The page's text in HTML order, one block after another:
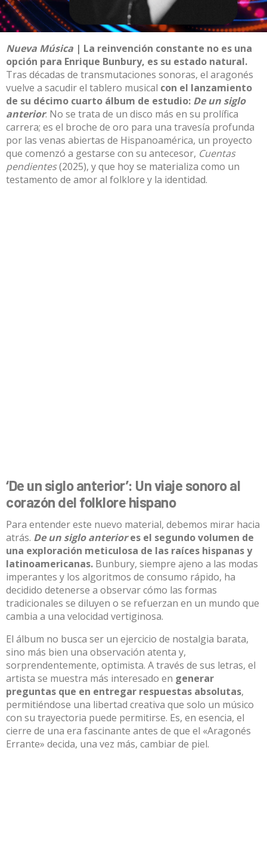
Nueva Música | La reinvención constante no es una
opción para Enrique Bunbury, es su estado natural.
Tras décadas de transmutaciones sonoras, el aragonés
vuelve a sacudir el tablero musical con el lanzamiento
de su décimo cuarto álbum de estudio: De un siglo
anterior. No se trata de un disco más en su prolífica
carrera; es el broche de oro para una travesía profunda
por las venas abiertas de Hispanoamérica, un proyecto
que comenzó a gestarse con su antecesor, Cuentas
pendientes(2025), y que hoy se materializa como un
testamento de amor al folklore y la identidad.
‘De un siglo anterior’: Un viaje sonoro al
corazón del folklore hispano
Para entender este nuevo material, debemos mirar hacia
atrás. De un siglo anteriores el segundo volumen de
una exploración meticulosa de las raíces hispanas y
latinoamericanas. Bunbury, siempre ajeno a las modas
imperantes y los algoritmos de consumo rápido, ha
decidido detenerse a observar cómo las formas
tradicionales se diluyen o se refuerzan en un mundo que
cambia a una velocidad vertiginosa.
El álbum no busca ser un ejercicio de nostalgia barata,
sino más bien una observación atenta y,
sorprendentemente, optimista. A través de sus letras, el
artista se muestra más interesado en generar
preguntas que en entregar respuestas absolutas,
permitiéndose una libertad creativa que solo un músico
con su trayectoria puede permitirse. Es, en esencia, el
cierre de una era fascinante antes de que el «Aragonés
Errante» decida, una vez más, cambiar de piel.